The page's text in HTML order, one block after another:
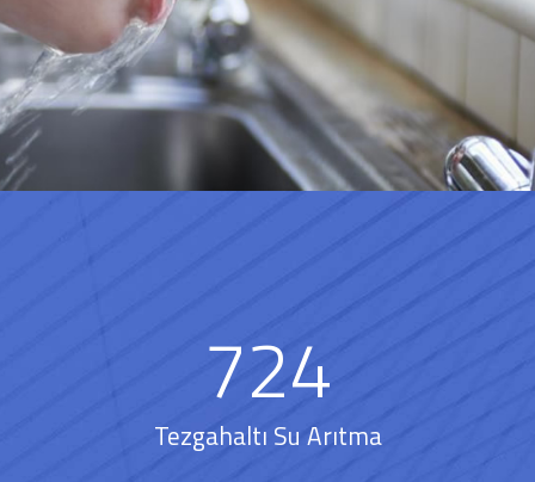
724
Tezgahaltı Su Arıtma